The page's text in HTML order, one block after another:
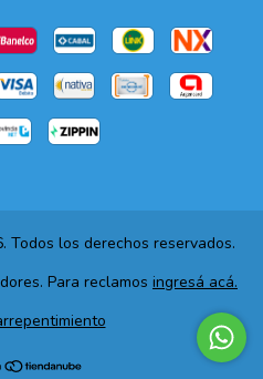
Todos los derechos reservados.
Para reclamos ingresá acá.